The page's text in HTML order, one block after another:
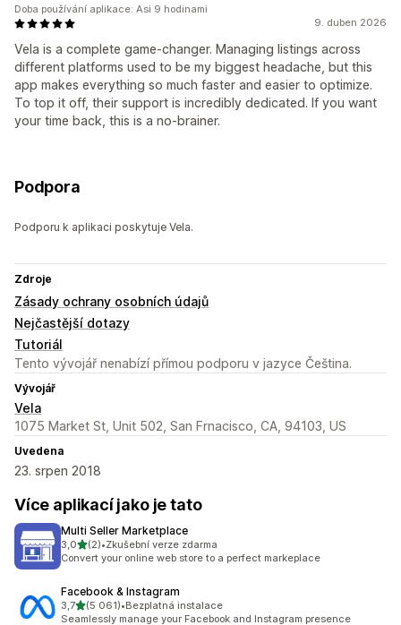
9. duben 2026
Vela is a complete game-changer. Managing listings across
different platforms used to be my biggest headache, but this
app makes everything so much faster and easier to optimize.
To top it off, their support is incredibly dedicated. If you want
your time back, this is a no-brainer.
Doba používání aplikace: Asi 9 hodinami
Podpora
Podporu k aplikaci poskytuje Vela.
Zdroje
Zásady ochrany osobních údajů
Nejčastější dotazy
Tutoriál
Tento vývojář nenabízí přímou podporu v jazyce Čeština.
Vývojář
Vela
1075 Market St, Unit 502, San Frnacisco, CA, 94103, US
Uvedena
23. srpen 2018
Více aplikací jako je tato
Multi Seller Marketplace
3,0z 5 hvězd
(2)
Celkový počet recenzí: 2
•Zkušební verze zdarma
Convert your online web store to a perfect markeplace
Facebook & Instagram
3,7z 5 hvězd
(5 061)
Celkový počet recenzí: 5061
•Bezplatná instalace
Seamlessly manage your Facebook and Instagram presence